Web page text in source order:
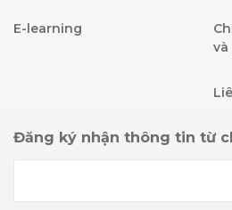
E-learning
và
Đăng ký nhận thông tin từ